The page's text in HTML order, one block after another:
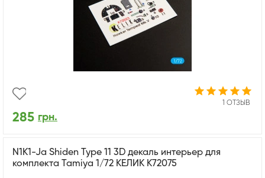
1 ОТЗЫВ
285 грн.
N1K1-Ja Shiden Type 11 3D декаль интерьер для
комплекта Tamiya 1/72 КЕЛИК K72075